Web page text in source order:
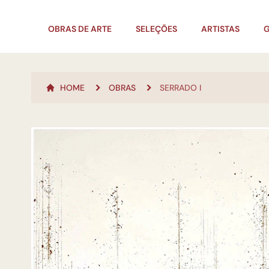
OBRAS DE ARTE SELEÇÕES ARTISTAS
HOME OBRAS SERRADO I